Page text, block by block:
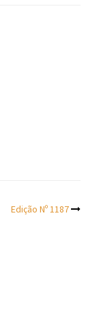
Edição Nº 1187